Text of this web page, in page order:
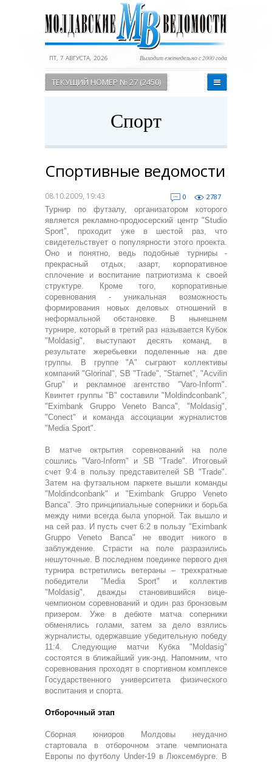
ПТ, 7 АВГУСТА, 2026 Выходит еженедельно с 2000 года
ТЕКУЩИЙ НОМЕР № 27 (2450)
Спорт
Спортивные ведомости
08.10.2009, 19:43 0
2787
Турнир по футзалу, организатором которого
является рекламно-продюсерский центр "Studio
Sport", проходит уже в шестой раз, что
свидетельствует о популярности этого проекта.
Оно и понятно, ведь подобные турниры -
прекрасный отдых, азарт, корпоративное
сплочение и воспитание патриотизма к своей
структуре. Кроме того, корпоративные
соревнования - уникальная возможность
формирования новых деловых отношений в
неформальной обстановке. В нынешнем
турнире, который в третий раз называется Кубок
"Moldasig", выступают десять команд, в
результате жеребьевки поделенные на две
группы. В группе "А" сыграют коллективы
компаний "Glorinal", SB "Trade", "Starnet", "Acvilin
Grup" и рекламное агентство "Varo-Inform".
Квинтет группы "В" составили "Moldindconbank",
"Eximbank Gruppo Veneto Banca", "Moldasig",
"Conect" и команда ассоциации журналистов
"Media Sport".
В матче октрытия соревнований на поле
сошлись "Varo-Inform" и SB "Trade". Итоговый
счет 9:4 в пользу представителей SB "Trade".
Затем на футзальном паркете вышли команды
"Moldindconbank" и "Eximbank Gruppo Veneto
Banca". Это принципиальные соперники и борьба
между ними всегда была упорной. Так вышло и
на сей раз. И пусть счет 6:2 в пользу "Eximbank
Gruppo Veneto Banca" не вводит никого в
заблуждение. Страсти на поле разразились
нешуточные. В последнем поединке первого дня
турнира встретились ветераны – трехкратные
победители "Media Sport" и коллектив
"Moldasig", дважды становившийся вице-
чемпионом соревнований и один раз бронзовым
призером. Уже в дебюте матча соперники
обменялись голами, затем за дело взялись
журналисты, одержавшие убедительную победу
11:4. Следующие матчи Кубка "Moldasig"
состоятся в ближайший уик-энд. Напомним, что
соревнования проходят в спортивном комплексе
Государственного университета физического
воспитания и спорта.
Отборочный этап
Сборная юниоров Молдовы неудачно
стартовала в отборочном этапе чемпионата
Европы по футболу Under-19 в Люксембурге. В